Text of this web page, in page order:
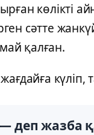
көлікті
сәтте
қалған.
жазба